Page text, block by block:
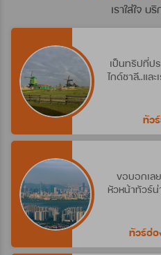
เราใส่ใจ บ
เป็นทริปที่ป
ไกด์ชาลี..แล
ขอบอกเล
หัวหน้าทัวร์
ทัวร์ฮ่อ